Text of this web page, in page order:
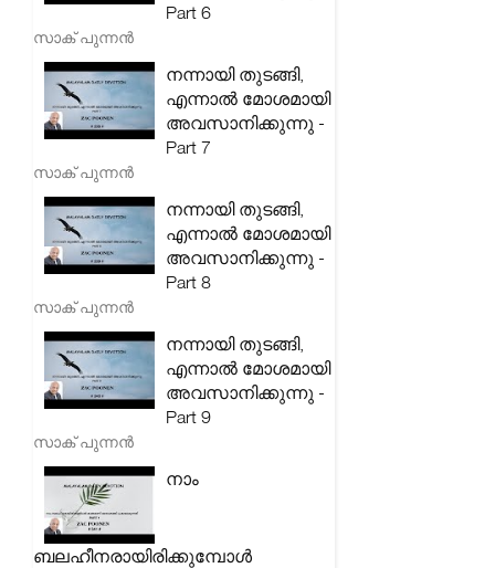
Part 6
സാക് പുന്നൻ
നന്നായി തുടങ്ങി,
എന്നാൽ മോശമായി
അവസാനിക്കുന്നു -
Part 7
സാക് പുന്നൻ
നന്നായി തുടങ്ങി,
എന്നാൽ മോശമായി
അവസാനിക്കുന്നു -
Part 8
സാക് പുന്നൻ
നന്നായി തുടങ്ങി,
എന്നാൽ മോശമായി
അവസാനിക്കുന്നു -
Part 9
സാക് പുന്നൻ
നാം
ബലഹീനരായിരിക്കുമ്പോൾ